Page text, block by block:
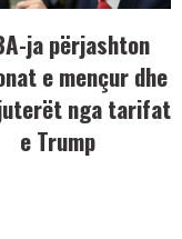
ja përjashton
e mençur dhe
nga tarifat
e Trump